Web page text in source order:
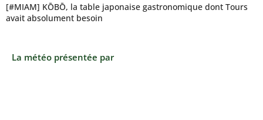
[#MIAM] KŌBŌ, la table japonaise gastronomique dont Tours
avait absolument besoin
La météo présentée par